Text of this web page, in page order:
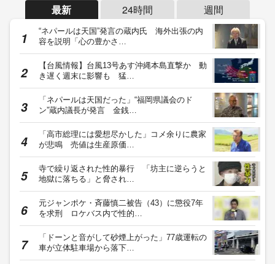
最新 24時間 週間
“ネパールは天国”発言の蔵内氏 海外出張の内
容を説明「心の豊かさ…
【台風情報】台風13号あす沖縄本島直撃か 動
き遅く週末に影響も 猛…
「ネパールは天国だった」“福岡県議会のド
ン”蔵内議長が発言 金銭…
「高市総理には愛想尽かした」コメ余りに農家
が悲鳴 売値は生産原価…
寺で繰り返された性的暴行 「坊主に逆らうと
地獄に落ちる」と脅され…
元ジャンポケ・斉藤慎二被告（43）に懲役7年
を求刑 ロケバス内で性的…
「ドーンと音がして砂煙上がった」77歳運転の
車が立体駐車場から落下…